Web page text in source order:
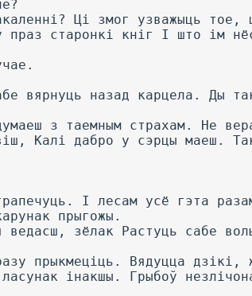
Ці змог узважыць тое,
праз старонкі кніг I што ім
вярнуць назад карцела. Ды
з таемным страхам. He
Калі дабро у сэрцы маеш.
I лесам усё гэта
прыгожы.
зёлак Растуць сабе
прыкмеціць. Вядуцца дзікі,
інакшы. Грыбоў